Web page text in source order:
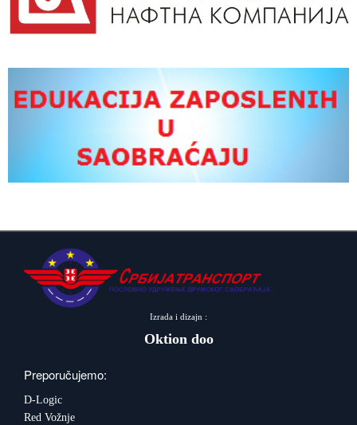
Izrada i dizajn :
Oktion doo
Preporučujemo:
D-Logic
Red Vožnje